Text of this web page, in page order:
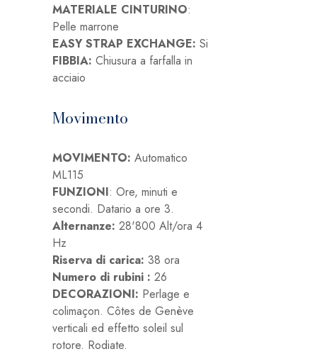
MATERIALE CINTURINO:
Pelle marrone
EASY STRAP EXCHANGE: Si
FIBBIA: Chiusura a farfalla in
acciaio
Movimento
MOVIMENTO: Automatico
ML115
FUNZIONI: Ore, minuti e
secondi. Datario a ore 3.
Alternanze: 28'800 Alt/ora 4
Hz
Riserva di carica: 38 ora
Numero di rubini : 26
DECORAZIONI: Perlage e
colimaçon. Côtes de Genève
verticali ed effetto soleil sul
rotore. Rodiate.